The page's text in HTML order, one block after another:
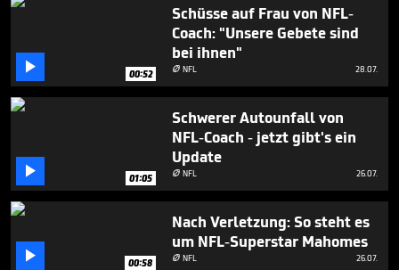
1
seconds
 00:52
Schüsse auf Frau von NFL-
Coach: "Unsere Gebete sind
bei ihnen"
 NFL 28.07.
 01:05
Schwerer Autounfall von
NFL-Coach - jetzt gibt's ein
Update
 NFL 26.07.
 00:58
Nach Verletzung: So steht es
um NFL-Superstar Mahomes
 NFL 26.07.